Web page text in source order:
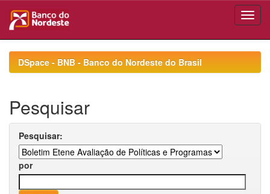
navigationDSpace - BNB - Banco do Nordeste do Brasil
Pesquisar
Pesquisar:
por